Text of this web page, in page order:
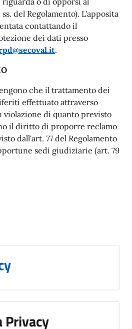
del Regolamento). L'apposita
contattando il
dei dati presso
.
che il trattamento dei
effettuato attraverso
violazione di quanto previsto
il diritto di proporre reclamo
dall'art. 77 del Regolamento
sedi giudiziarie (art. 79